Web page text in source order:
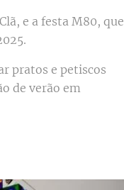
e a festa M80, que
pratos e petiscos
de verão em